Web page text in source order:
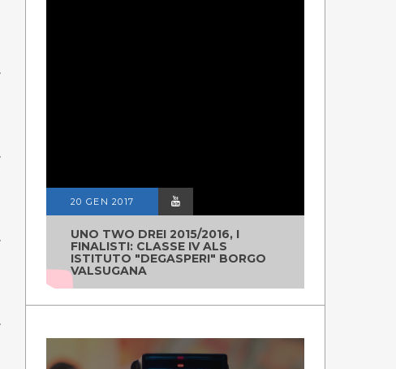
20 GEN 2017
UNO TWO DREI 2015/2016, I
FINALISTI: CLASSE IV ALS
ISTITUTO "DEGASPERI" BORGO
VALSUGANA